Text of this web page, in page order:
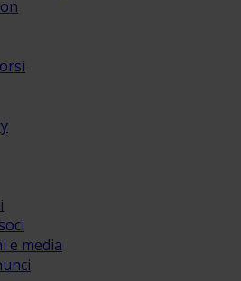
e media